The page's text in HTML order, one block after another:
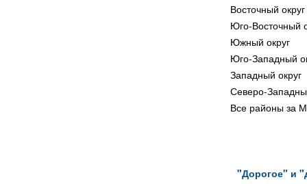
Восточный округ
Юго-Восточный
Южный округ
Юго-Западный
Западный округ
Северо-
Все районы за
"Дорогое" и